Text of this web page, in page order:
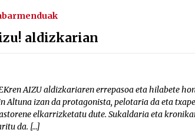
aldizkarian
AIZU aldizkariaren errepasoa eta hilabete
Altuna izan da protagonista, pelotaria da eta
elkarrizketatu dute. Sukaldaria eta
da. […]